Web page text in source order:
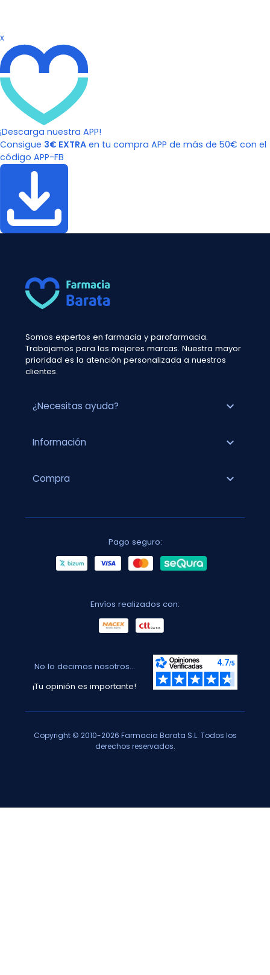
x
¡Descarga nuestra APP!
Consigue 3€ EXTRA en tu compra APP de más de 50€ con el
código APP-FB
Somos expertos en farmacia y parafarmacia.
Trabajamos para las mejores marcas. Nuestra mayor
prioridad es la atención personalizada a nuestros
clientes.
¿Necesitas ayuda? expand_more
Información expand_more
Compra expand_more
Pago seguro:
Envíos realizados con:
No lo decimos nosotros...
¡Tu opinión es importante!
Copyright © 2010-2026 Farmacia Barata S.L. Todos los
derechos reservados.